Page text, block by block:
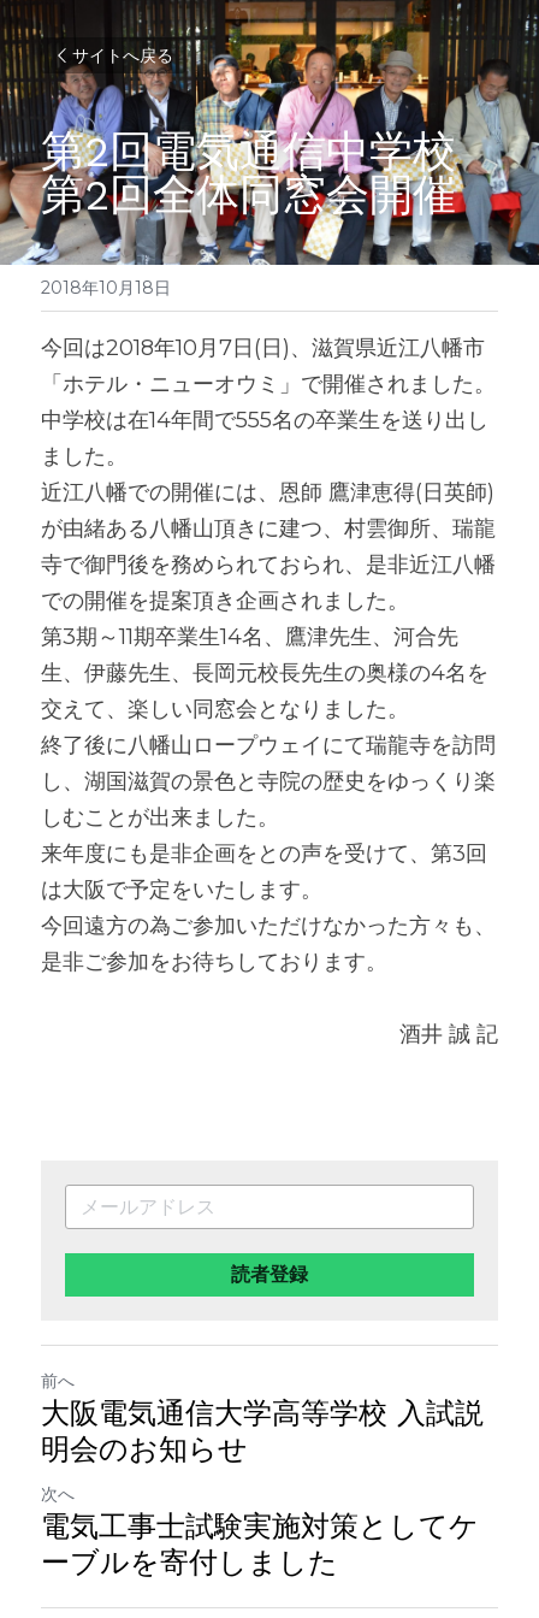
サイトへ戻る
第2回電気通信中学校
第2回全体同窓会開催
2018年10月18日
今回は2018年10月7日(日)、滋賀県近江八幡市
「ホテル・ニューオウミ」で開催されました。
中学校は在14年間で555名の卒業生を送り出し
ました。
近江八幡での開催には、恩師 鷹津恵得(日英師)
が由緒ある八幡山頂きに建つ、村雲御所、瑞龍
寺で御門後を務められておられ、是非近江八幡
での開催を提案頂き企画されました。
第3期～11期卒業生14名、鷹津先生、河合先
生、伊藤先生、長岡元校長先生の奥様の4名を
交えて、楽しい同窓会となりました。
終了後に八幡山ロープウェイにて瑞龍寺を訪問
し、湖国滋賀の景色と寺院の歴史をゆっくり楽
しむことが出来ました。
来年度にも是非企画をとの声を受けて、第3回
は大阪で予定をいたします。
今回遠方の為ご参加いただけなかった方々も、
是非ご参加をお待ちしております。
酒井 誠 記
読者登録
前へ
大阪電気通信大学高等学校 入試説
明会のお知らせ
次へ
電気工事士試験実施対策としてケ
ーブルを寄付しました